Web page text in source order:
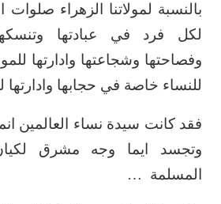
بالنسبة لمولاتنا الزهراء
لكل فرد في عبادتها
وفصاحتها وشجاعتها وادارتها
للنساء خاصة في حجابها ‏وادارتها
فقد كانت سيدة نساء العالمين
وتجسد ايما وجه مشرق لكيان
المسلمة
…‏